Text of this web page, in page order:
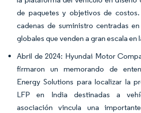
de paquetes y objetivos de costos.
cadenas de suministro centradas
globales que venden a gran escala en
Abril de 2024: Hyundai Motor
firmaron un memorando de
Energy Solutions para localizar la
LFP en India destinadas a
asociación vincula una